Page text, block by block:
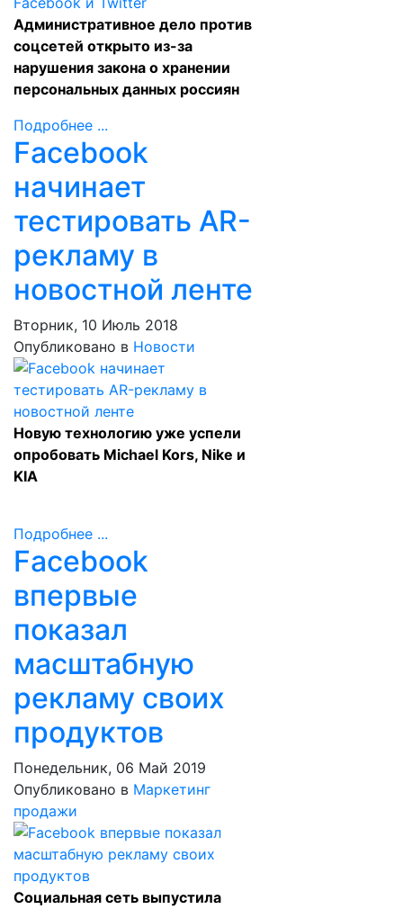
Административное дело против
соцсетей открыто из-за
нарушения закона о хранении
персональных данных россиян
Подробнее ...
Facebook
начинает
тестировать AR-
рекламу в
новостной ленте
Вторник, 10 Июль 2018
Опубликовано в Новости
Новую технологию уже успели
опробовать Michael Kors, Nike и
KIA
Подробнее ...
Facebook
впервые
показал
масштабную
рекламу своих
продуктов
Понедельник, 06 Май 2019
Опубликовано в Маркетинг
продажи
Социальная сеть выпустила